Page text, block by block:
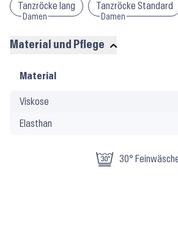
Tanzröcke lang
Damen
Tanzröcke Standard
Damen
Material und Pflege
Material
Pflege
Material
Viskose
Elasthan
30°